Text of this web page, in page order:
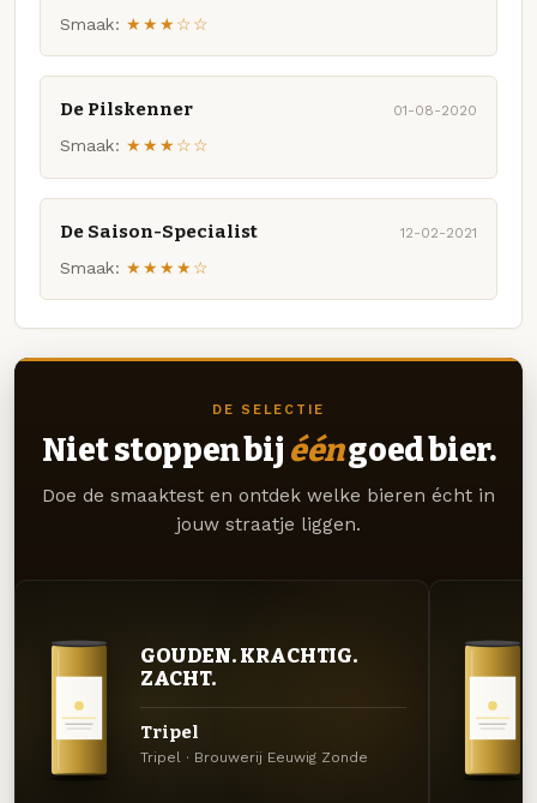
Smaak: ★★★☆☆
De Pilskenner 01-08-2020
Smaak: ★★★☆☆
De Saison-Specialist 12-02-2021
Smaak: ★★★★☆
DE SELECTIE
Niet stoppen bij ééngoed bier.
Doe de smaaktest en ontdek welke bieren écht in
jouw straatje liggen.
GOUDEN. KRACHTIG.
ZACHT.
Tripel
Tripel · Brouwerij Eeuwig Zonde